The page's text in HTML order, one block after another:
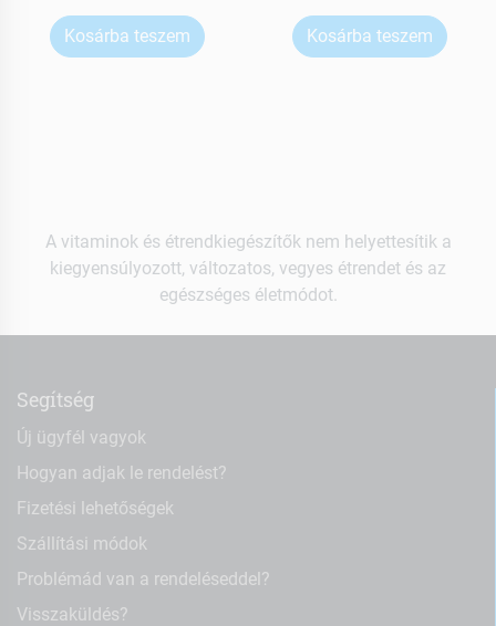
Kosárba teszem Kosárba teszem
A vitaminok és étrendkiegészítők nem helyettesítik a
kiegyensúlyozott, változatos, vegyes étrendet és az
egészséges életmódot.
Segítség
Új ügyfél vagyok
Hogyan adjak le rendelést?
Fizetési lehetőségek
Szállítási módok
Problémád van a rendeléseddel?
Visszaküldés?